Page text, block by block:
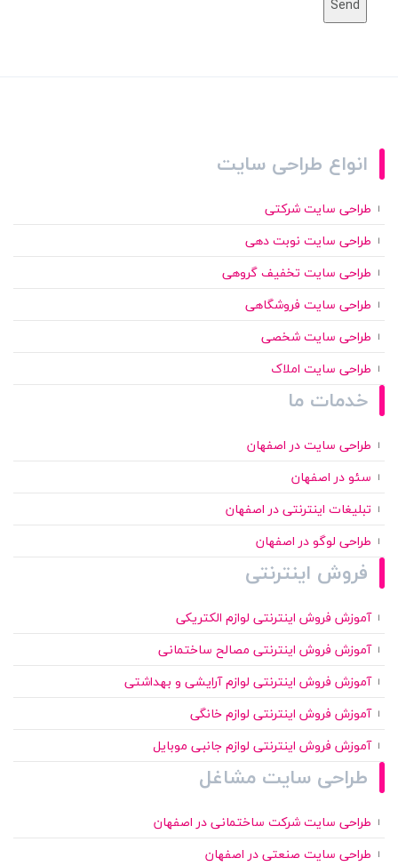
انواع طراحی سایت
طراحی سایت شرکتی
طراحی سایت نوبت دهی
طراحی سایت تخفیف گروهی
طراحی سایت فروشگاهی
طراحی سایت شخصی
طراحی سایت املاک
خدمات ما
طراحی سایت در اصفهان
سئو در اصفهان
تبلیغات اینترنتی در اصفهان
طراحی لوگو در اصفهان
فروش اینترنتی
آموزش فروش اینترنتی لوازم الکتریکی
آموزش فروش اینترنتی مصالح ساختمانی
آموزش فروش اینترنتی لوازم آرایشی و بهداشتی
آموزش فروش اینترنتی لوازم خانگی
آموزش فروش اینترنتی لوازم جانبی موبایل
طراحی سایت مشاغل
طراحی سایت شرکت ساختمانی در اصفهان
طراحی سایت صنعتی در اصفهان